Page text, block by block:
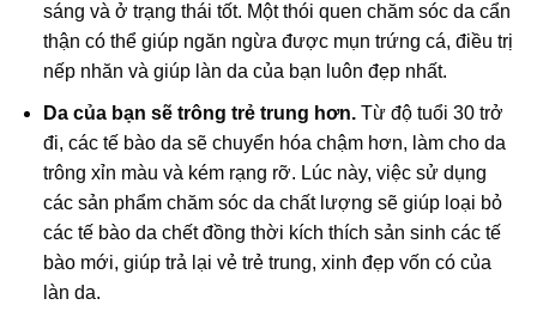
sáng và ở trạng thái tốt. Một thói quen chăm sóc da cẩn
thận có thể giúp ngăn ngừa được mụn trứng cá, điều trị
nếp nhăn và giúp làn da của bạn luôn đẹp nhất.
Da của bạn sẽ trông trẻ trung hơn.Từ độ tuổi 30 trở
đi, các tế bào da sẽ chuyển hóa chậm hơn, làm cho da
trông xỉn màu và kém rạng rỡ. Lúc này, việc sử dụng
các sản phẩm chăm sóc da chất lượng sẽ giúp loại bỏ
các tế bào da chết đồng thời kích thích sản sinh các tế
bào mới, giúp trả lại vẻ trẻ trung, xinh đẹp vốn có của
làn da.